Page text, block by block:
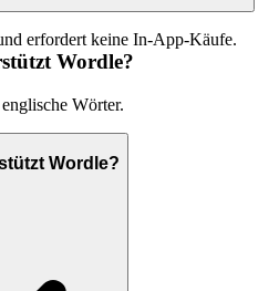
erfordert keine In-App-Käufe.
Wordle?
Wörter.
Wordle?